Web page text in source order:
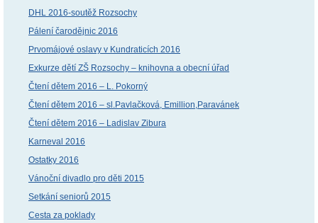
DHL 2016-soutěž Rozsochy
Pálení čarodějnic 2016
Prvomájové oslavy v Kundraticích 2016
Exkurze dětí ZŠ Rozsochy – knihovna a obecní úřad
Čtení dětem 2016 – L. Pokorný
Čtení dětem 2016 – sl.Pavlačková, Emillion,Paravánek
Čtení dětem 2016 – Ladislav Zibura
Karneval 2016
Ostatky 2016
Vánoční divadlo pro děti 2015
Setkání seniorů 2015
Cesta za poklady